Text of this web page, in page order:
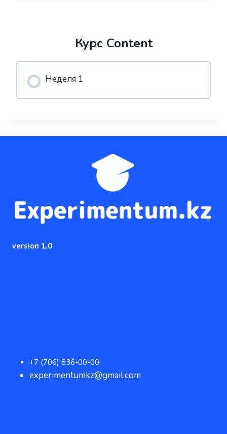
Курс Content
Неделя 1
version 1.0
+7 (706) 836-00-00
experimentumkz@gmail.com